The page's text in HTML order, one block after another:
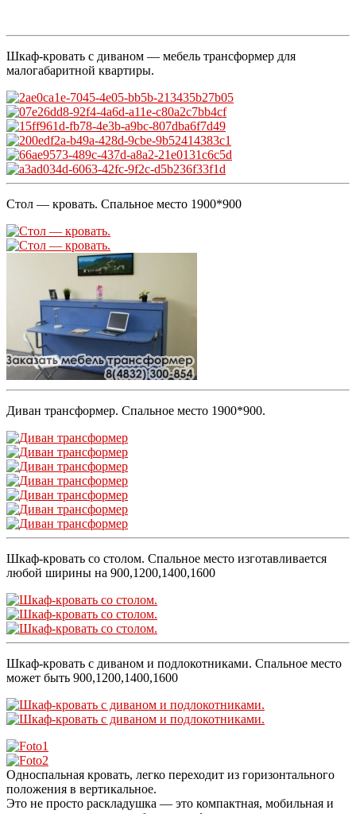
Шкаф-кровать с диваном — мебель трансформер для
малогабаритной квартиры.
Стол — кровать. Спальное место 1900*900
Диван трансформер. Спальное место 1900*900.
Шкаф-кровать со столом. Спальное место изготавливается
любой ширины на 900,1200,1400,1600
Шкаф-кровать с диваном и подлокотниками. Спальное место
может быть 900,1200,1400,1600
Односпальная кровать, легко переходит из горизонтального
положения в вертикальное.
Это не просто раскладушка — это компактная, мобильная и